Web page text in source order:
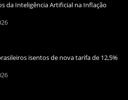
da Inteligência Artificial na Inflação
isentos de nova tarifa de 12,5%